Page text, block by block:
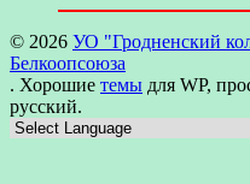
© 2026 УО "Гродненский
Белкоопсоюза
. Хорошие темы для WP,
русский.